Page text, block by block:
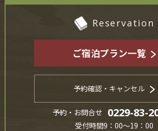
Reservation
ご宿泊プラン一覧
予約確認・キャンセル
予約・お問合せ 0229-83-
受付時間9：00～19：00